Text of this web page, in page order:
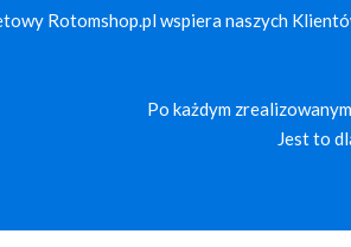
Rotomshop.pl wspiera naszych
Po każdym
Jest to